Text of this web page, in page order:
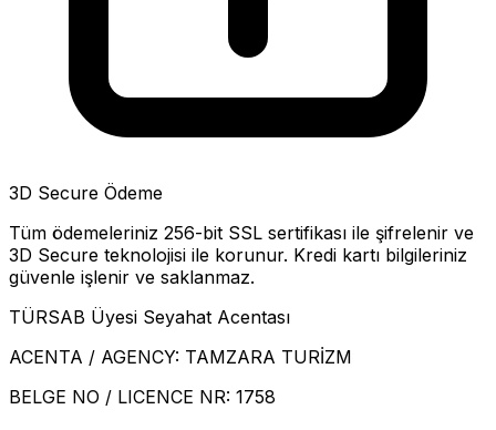
3D Secure Ödeme
Tüm ödemeleriniz 256-bit SSL sertifikası ile şifrelenir ve
3D Secure teknolojisi ile korunur. Kredi kartı bilgileriniz
güvenle işlenir ve saklanmaz.
TÜRSAB Üyesi Seyahat Acentası
ACENTA / AGENCY: TAMZARA TURİZM
BELGE NO / LICENCE NR: 1758